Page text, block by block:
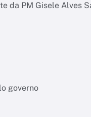
da PM Gisele Alves
governo